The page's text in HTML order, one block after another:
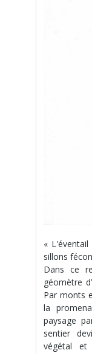
«
sillons
Dans ce
géomètre
Par monts
la
paysage
sentier
végétal et